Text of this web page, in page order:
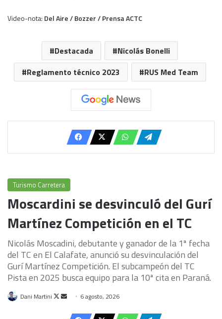
Video-nota: Del Aire / Bozzer / Prensa ACTC
Destacada
Nicolás Bonelli
Reglamento técnico 2023
RUS Med Team